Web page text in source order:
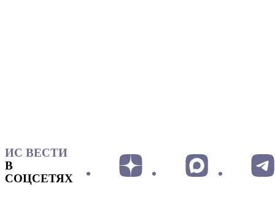
ИС ВЕСТИ
В
СОЦСЕТЯХ